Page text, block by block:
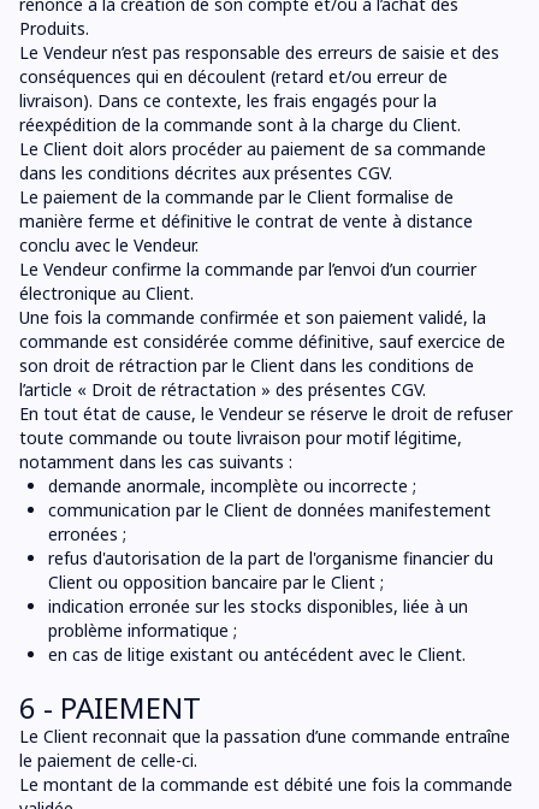
Produits.
Le Vendeur n’est pas responsable des erreurs de saisie et des
conséquences qui en découlent (retard et/ou erreur de
livraison). Dans ce contexte, les frais engagés pour la
réexpédition de la commande sont à la charge du Client.
Le Client doit alors procéder au paiement de sa commande
dans les conditions décrites aux présentes CGV.
Le paiement de la commande par le Client formalise de
manière ferme et définitive le contrat de vente à distance
conclu avec le Vendeur.
Le Vendeur confirme la commande par l’envoi d’un courrier
électronique au Client.
Une fois la commande confirmée et son paiement validé, la
commande est considérée comme définitive, sauf exercice de
son droit de rétraction par le Client dans les conditions de
l’article « Droit de rétractation » des présentes CGV.
En tout état de cause, le Vendeur se réserve le droit de refuser
toute commande ou toute livraison pour motif légitime,
notamment dans les cas suivants :
demande anormale, incomplète ou incorrecte ;
communication par le Client de données manifestement
erronées ;
refus d'autorisation de la part de l'organisme financier du
Client ou opposition bancaire par le Client ;
indication erronée sur les stocks disponibles, liée à un
problème informatique ;
en cas de litige existant ou antécédent avec le Client.
6 - PAIEMENT
Le Client reconnait que la passation d’une commande entraîne
le paiement de celle-ci.
Le montant de la commande est débité une fois la commande